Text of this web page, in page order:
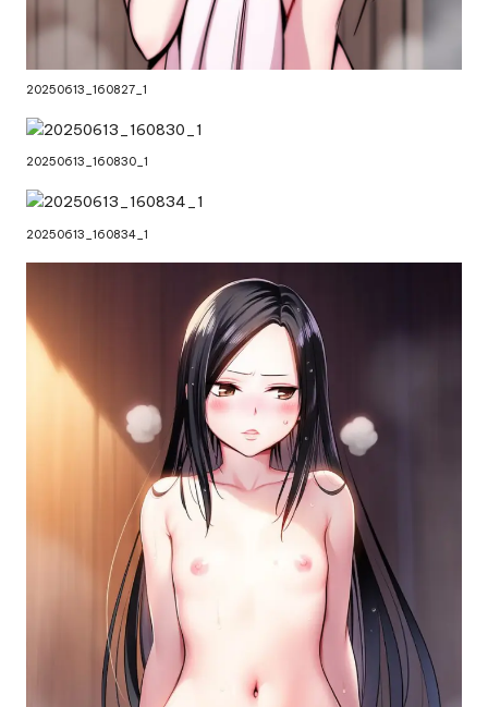
20250613_160827_1
20250613_160830_1
20250613_160834_1